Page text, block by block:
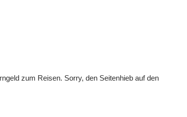
zum Reisen. Sorry, den Seitenhieb auf den